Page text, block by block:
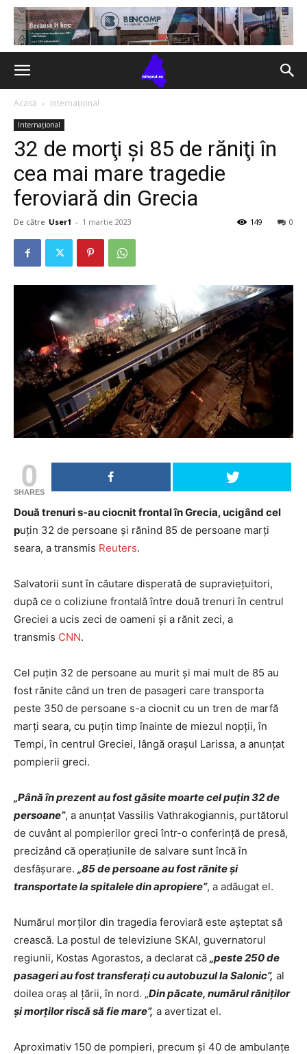
Acasă Internațional
Internațional
32 de morţi și 85 de răniţi în
cea mai mare tragedie
feroviară din Grecia
De către User1 - 1 martie 2023 0
149
0
SHARES
Două trenuri s-au ciocnit frontal în Grecia, ucigând cel
puțin 32 de persoane și rănind 85 de persoane marți
seara, a transmis Reuters.
Salvatorii sunt în căutare disperată de supraviețuitori,
după ce o coliziune frontală între două trenuri în centrul
Greciei a ucis zeci de oameni și a rănit zeci, a
transmis CNN.
Cel puțin 32 de persoane au murit și mai mult de 85 au
fost rănite când un tren de pasageri care transporta
peste 350 de persoane s-a ciocnit cu un tren de marfă
marți seara, cu puțin timp înainte de miezul nopții, în
Tempi, în centrul Greciei, lângă orașul Larissa, a anunțat
pompierii greci.
„Până în prezent au fost găsite moarte cel puţin 32 de
persoane”, a anunţat Vassilis Vathrakogiannis, purtătorul
de cuvânt al pompierilor greci într-o conferinţă de presă,
precizând că operaţiunile de salvare sunt încă în
desfăşurare. „85 de persoane au fost rănite şi
transportate la spitalele din apropiere”, a adăugat el.
Numărul morților din tragedia feroviară este așteptat să
crească. La postul de televiziune SKAI, guvernatorul
regiunii, Kostas Agorastos, a declarat că „peste 250 de
pasageri au fost transferaţi cu autobuzul la Salonic”, al
doilea oraş al ţării, în nord. „Din păcate, numărul răniţilor
şi morţilor riscă să fie mare”, a avertizat el.
Aproximativ 150 de pompieri, precum şi 40 de ambulanţe